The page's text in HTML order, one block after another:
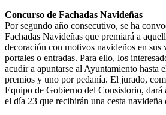
Concurso de Fachadas Navideñas
Por segundo año consecutivo, se ha
Fachadas Navideñas que premiará a
decoración con motivos navideños en sus
portales o entradas. Para ello, los
acudir a apuntarse al Ayuntamiento hasta
premios y uno por pedanía. El jurado,
Equipo de Gobierno del Consistorio, dará
el día 23 que recibirán una cesta navideña